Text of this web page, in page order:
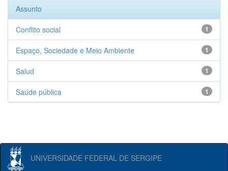
Assunto
1
Conflito social
1
Espaço, Sociedade e Meio Ambiente
1
Salud
1
Saúde pública
UNIVERSIDADE FEDERAL DE SERGIPE